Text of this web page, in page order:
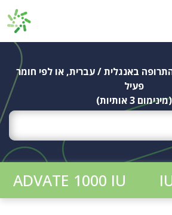
באנגלית / עברית, או לפי חומר
פעיל
(מינימום 3 אותיות)
ADVATE 1000 IU